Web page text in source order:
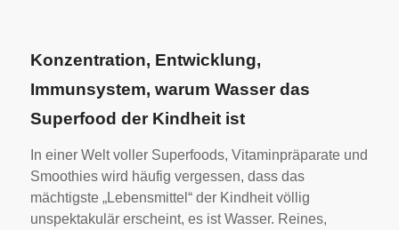
Konzentration, Entwicklung,
Immunsystem, warum Wasser das
Superfood der Kindheit ist
In einer Welt voller Superfoods, Vitaminpräparate und
Smoothies wird häufig vergessen, dass das
mächtigste „Lebensmittel“ der Kindheit völlig
unspektakulär erscheint, es ist Wasser. Reines,